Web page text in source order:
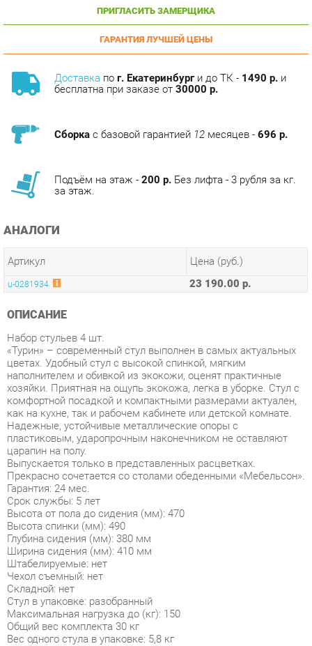
ГАРАНТИЯ ЛУЧШЕЙ ЦЕНЫ
Доставкапог. Екатеринбурги до ТК -1490 р.и
АНАЛОГИ
Артикул
u-0281934 23 190.00 р.
ОПИСАНИЕ
«Турин» – современный стул выполнен в самых актуальных
наполнителем и обивкой из экокожи, оценят практичные
хозяйки. Приятная на ощупь экокожа, легка в уборке. Стул с
комфортной посадкой и компактными размерами актуален,
как на кухне, так и рабочем кабинете или детской комнате.
Надежные, устойчивые металлические опоры с
пластиковым, ударопрочным наконечником не оставляют
царапин на полу.
Выпускается только в представленных расцветках.
Прекрасно сочетается со столами обеденными «Мебельсон».
Гарантия: 24 мес.
Срок службы: 5 лет
Высота от пола до сидения (мм): 470
Высота спинки (мм): 490
Глубина сидения (мм): 380 мм
Ширина сидения (мм): 410 мм
Штабелируемые: нет
Чехол съемный: нет
Складной: нет
Стул в упаковке: разобранный
Максимальная нагрузка до (кг): 150
Общий вес комплекта 30 кг
Вес одного стула в упаковке: 5,8 кг
Условия покупки
Благодаря качественным фото, исчерпывающей информации